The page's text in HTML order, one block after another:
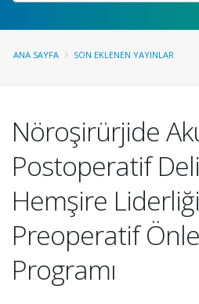
ANA SAYFA SON EKLENEN YAYINLAR
Nöroşirürjide
Postoperatif
Hemşire
Preoperatif
Programı